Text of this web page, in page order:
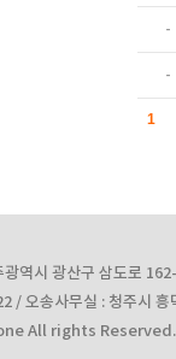
-
-
1
역시 광산구 삼도로
/ 오송사무실 : 청주시
All rights Reserved.